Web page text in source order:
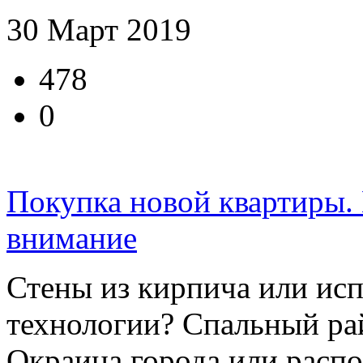
30 Март 2019
478
0
Покупка новой
внимание
Стены из кирпича или
технологии? Спальный